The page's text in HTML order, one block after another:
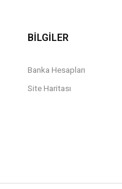
BİLGİLER
Banka Hesapları
Site Haritası